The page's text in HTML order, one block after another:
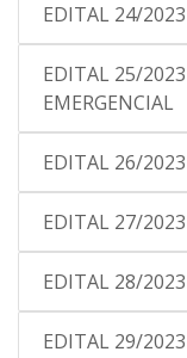
EDITAL 24/
EDITAL 25/
EMERGENCIAL
EDITAL 26/
EDITAL 27/
EDITAL 28/
EDITAL 29/